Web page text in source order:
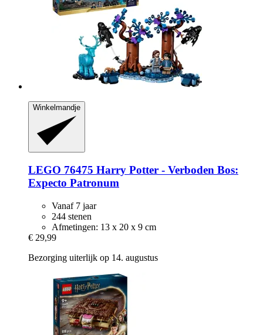
Winkelmandje
LEGO 76475 Harry Potter -​ Verboden Bos:
Expecto Patronum
Vanaf 7 jaar
244 stenen
Afmetingen: 13 x 20 x 9 cm
€ 29,99
Bezorging uiterlijk op 14. augustus